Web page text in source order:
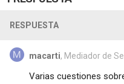
RESPUESTA
macarti, Mediador de
Varias cuestiones